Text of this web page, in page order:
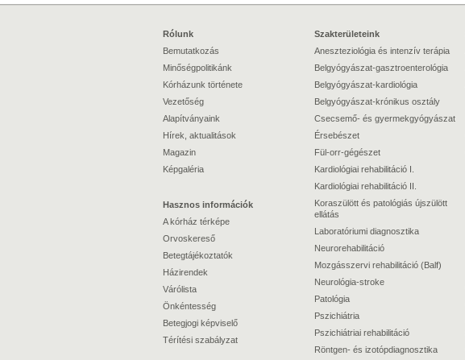
Rólunk
Bemutatkozás
Minőségpolitikánk
Kórházunk története
Vezetőség
Alapítványaink
Hírek, aktualitások
Magazin
Képgaléria
Hasznos információk
A kórház térképe
Orvoskereső
Betegtájékoztatók
Házirendek
Várólista
Önkéntesség
Betegjogi képviselő
Térítési szabályzat
Szakterületeink
Aneszteziológia és intenzív terápia
Belgyógyászat-gasztroenterológia
Belgyógyászat-kardiológia
Belgyógyászat-krónikus osztály
Csecsemő- és gyermekgyógyászat
Érsebészet
Fül-orr-gégészet
Kardiológiai rehabilitáció I.
Kardiológiai rehabilitáció II.
Koraszülött és patológiás újszülött
ellátás
Laboratóriumi diagnosztika
Neurorehabilitáció
Mozgásszervi rehabilitáció (Balf)
Neurológia-stroke
Patológia
Pszichiátria
Pszichiátriai rehabilitáció
Röntgen- és izotópdiagnosztika